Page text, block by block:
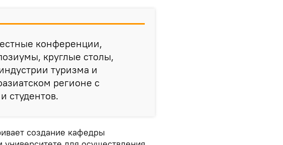
конференции,
круглые столы,
туризма и
регионе с
студентов.
создание кафедры